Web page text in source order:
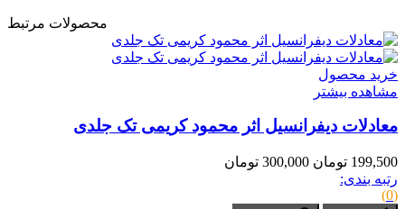
محصولات مرتبط
خرید محصول
مشاهده بیشتر
معادلات دیفرانسیل اثر محمود کریمی تک جلدی
199,500 تومان
300,000 تومان
رتبه بندی:
(0)